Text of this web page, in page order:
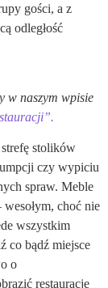
gości, a z
odległość
w naszym wpisie
stolików
czy wypiciu
spraw. Meble
choć nie
wszystkim
co bądź miejsce
o
restaurację